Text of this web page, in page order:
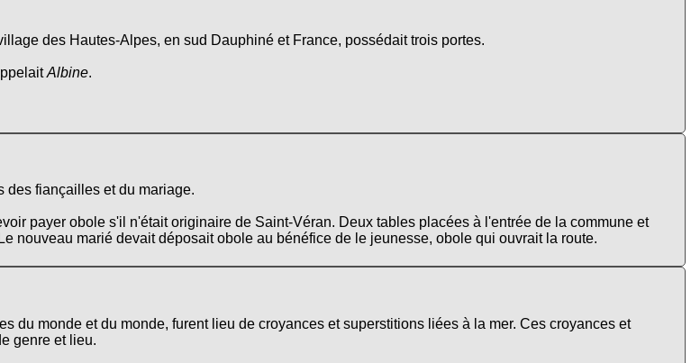
des Hautes-Alpes, en sud Dauphiné et France, possédait trois portes.
Albine.
des fiançailles et du mariage.
payer obole s'il n'était originaire de Saint-Véran. Deux tables placées à l'entrée de la commune et
nouveau marié devait déposait obole au bénéfice de le jeunesse, obole qui ouvrait la route.
du monde et du monde, furent lieu de croyances et superstitions liées à la mer. Ces croyances et
genre et lieu.